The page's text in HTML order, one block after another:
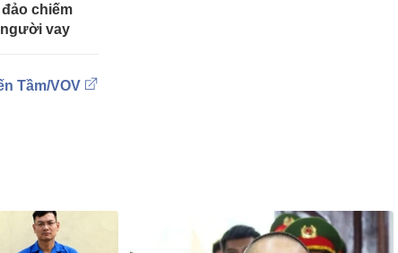
chiếm
vay
Tầm/VOV